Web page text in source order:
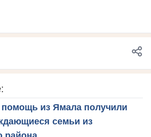
из Ямала получили
семьи из